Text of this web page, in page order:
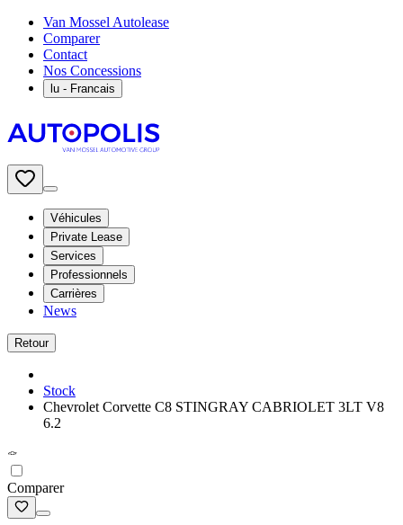
Van Mossel Autolease
Comparer
Contact
Nos Concessions
lu - Francais
Véhicules
Private Lease
Services
Professionnels
Carrières
News
Retour
Stock
Chevrolet Corvette C8 STINGRAY CABRIOLET 3LT V8
6.2
Comparer